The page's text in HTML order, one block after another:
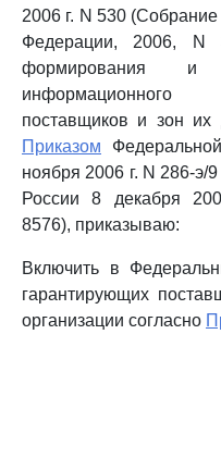
2006 г. N 530 (Собрание
Федерации, 2006, N
формирования и
информационного
поставщиков и зон их
Приказом
ноября 2006 г. N 286-э/
России 8 декабря
8576), приказываю:
Включить в
гарантирующих
организации согласно